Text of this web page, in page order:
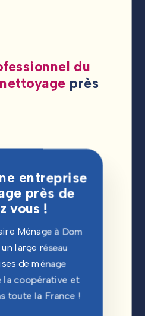
du
près
entreprise
près de
vous !
Ménage à Dom
large réseau
de ménage
la coopérative et
toute la France !